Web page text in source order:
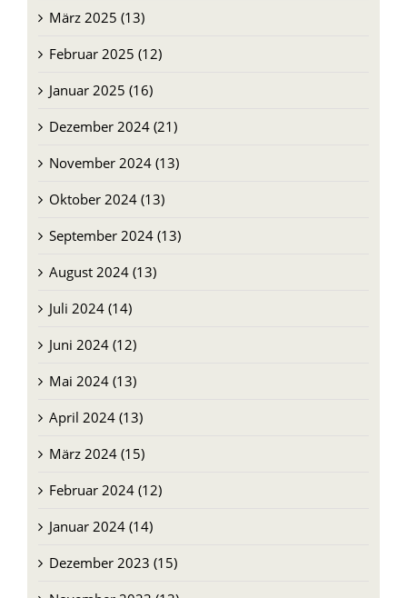
März 2025 (13)
Februar 2025 (12)
Januar 2025 (16)
Dezember 2024 (21)
November 2024 (13)
Oktober 2024 (13)
September 2024 (13)
August 2024 (13)
Juli 2024 (14)
Juni 2024 (12)
Mai 2024 (13)
April 2024 (13)
März 2024 (15)
Februar 2024 (12)
Januar 2024 (14)
Dezember 2023 (15)